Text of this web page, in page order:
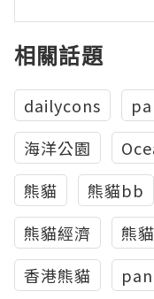
相關話題
dailycons
海洋公園
熊貓
熊貓bb
熊貓經濟
熊
香港熊貓